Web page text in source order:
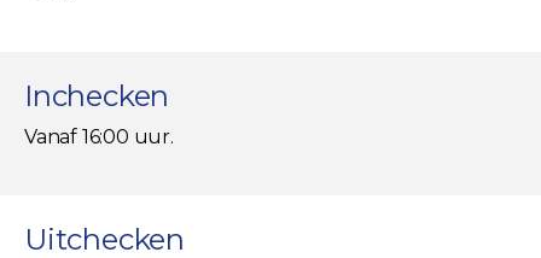
Inchecken
Vanaf 16:00 uur.
Uitchecken